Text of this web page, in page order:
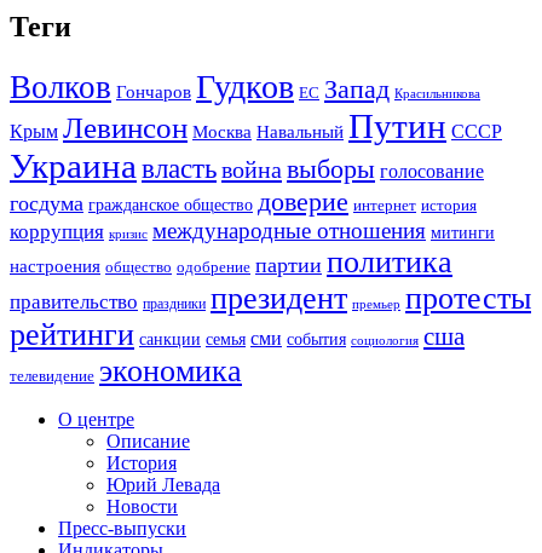
Теги
Волков Гончаров Гудков ЕС Запад Красильникова
Крым Левинсон Москва Навальный Путин СССР
Украина властьвойна выборы голосование
госдума гражданское общество доверие интернет история
коррупция кризис международные отношения митинги
настроения общество одобрение партии политика
правительство праздники президент премьер протесты
рейтинги санкции семья сми события социология сша
телевидение экономика
О центре
Описание
История
Юрий Левада
Новости
Пресс-выпуски